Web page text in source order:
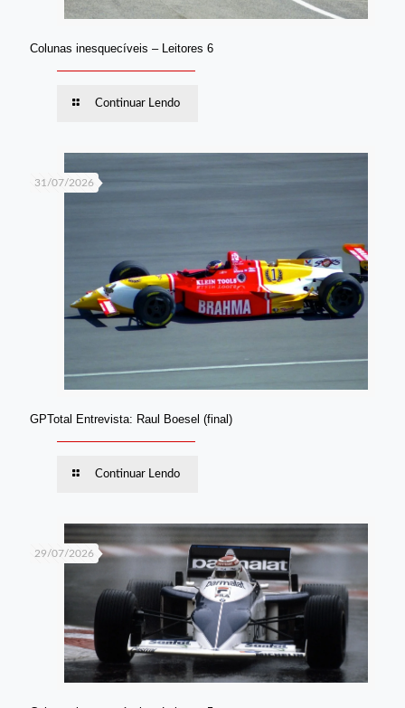
Colunas inesquecíveis – Leitores 6
Continuar Lendo
31/07/2026
GPTotal Entrevista: Raul Boesel (final)
Continuar Lendo
29/07/2026